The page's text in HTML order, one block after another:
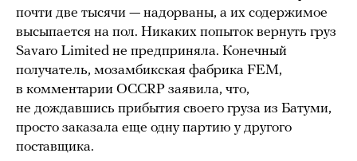
почти две тысячи — надорваны, а их содержимое
высыпается на пол. Никаких попыток вернуть груз
Savaro Limited не предприняла. Конечный
получатель, мозамбикская фабрика FEM,
в комментарии OCCRP заявила, что,
не дождавшись прибытия своего груза из Батуми,
просто заказала еще одну партию у другого
поставщика.